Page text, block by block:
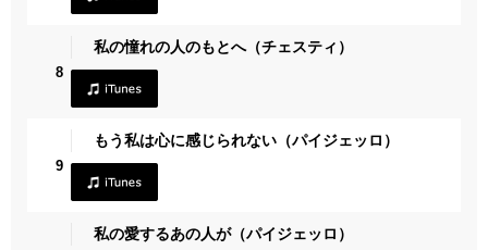
8
私の憧れの人のもとへ（チェスティ）
9
もう私は心に感じられない（パイジェッロ）
私の愛するあの人が（パイジェッロ）